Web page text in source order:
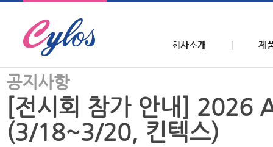
회사소개 제
공지사항
[전시회 참가 안내] 2026
(3/18~3/20, 킨텍스)